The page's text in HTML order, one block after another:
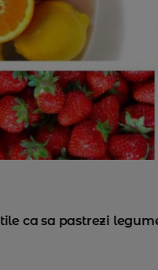
ca sa pastrezi